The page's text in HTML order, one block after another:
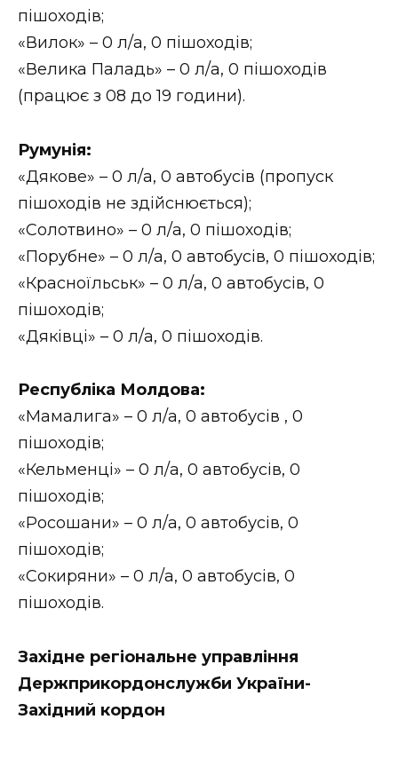
пішоходів;
«Вилок» – 0 л/а, 0 пішоходів;
«Велика Паладь» – 0 л/а, 0 пішоходів
(працює з 08 до 19 години).
Румунія:
«Дякове» – 0 л/а, 0 автобусів (пропуск
пішоходів не здійснюється);
«Солотвино» – 0 л/а, 0 пішоходів;
«Порубне» – 0 л/а, 0 автобусів, 0 пішоходів;
«Красноїльськ» – 0 л/а, 0 автобусів, 0
пішоходів;
«Дяківці» – 0 л/а, 0 пішоходів.
Республіка Молдова:
«Мамалига» – 0 л/а, 0 автобусів , 0
пішоходів;
«Кельменці» – 0 л/а, 0 автобусів, 0
пішоходів;
«Росошани» – 0 л/а, 0 автобусів, 0
пішоходів;
«Сокиряни» – 0 л/а, 0 автобусів, 0
пішоходів.
Західне регіональне управління
Держприкордонслужби України-
Західний кордон